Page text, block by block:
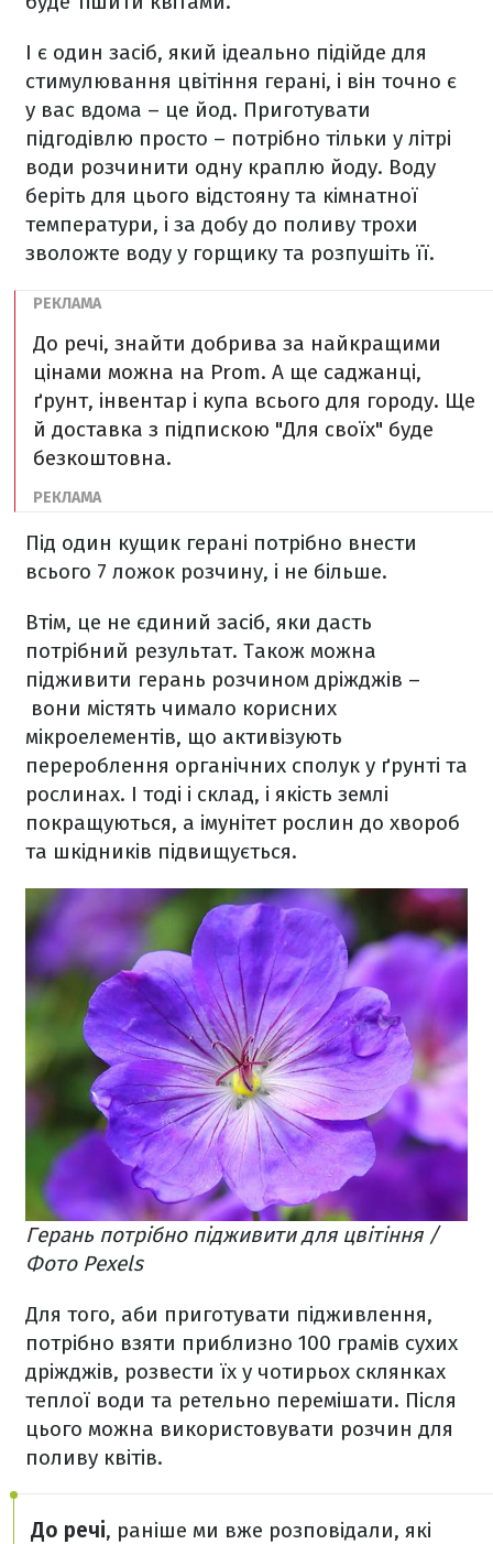
І є один засіб, який ідеально підійде для
стимулювання цвітіння герані, і він точно є
у вас вдома – це йод. Приготувати
підгодівлю просто – потрібно тільки у літрі
води розчинити одну краплю йоду. Воду
беріть для цього відстояну та кімнатної
температури, і за добу до поливу трохи
зволожте воду у горщику та розпушіть її.
До речі, знайти добрива за найкращими
цінами можна на Prom. А ще саджанці,
ґрунт, інвентар і купа всього для городу. Ще
й доставка з підпискою "Для своїх" буде
безкоштовна.
Під один кущик герані потрібно внести
всього 7 ложок розчину, і не більше.
Втім, це не єдиний засіб, яки дасть
потрібний результат. Також можна
підживити герань розчином дріжджів –
вони містять чимало корисних
мікроелементів, що активізують
перероблення органічних сполук у ґрунті та
рослинах. І тоді і склад, і якість землі
покращуються, а імунітет рослин до хвороб
та шкідників підвищується.
Герань потрібно підживити для цвітіння /
Фото Pexels
Для того, аби приготувати підживлення,
потрібно взяти приблизно 100 грамів сухих
дріжджів, розвести їх у чотирьох склянках
теплої води та ретельно перемішати. Після
цього можна використовувати розчин для
поливу квітів.
До речі, раніше ми вже розповідали, які